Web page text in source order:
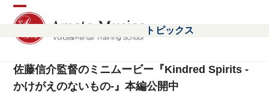
Open
mobile
menu
Close
mobile
menu
トピックス
佐藤信介監督のミニムービー『Kindred Spirits -
かけがえのないもの-』本編公開中